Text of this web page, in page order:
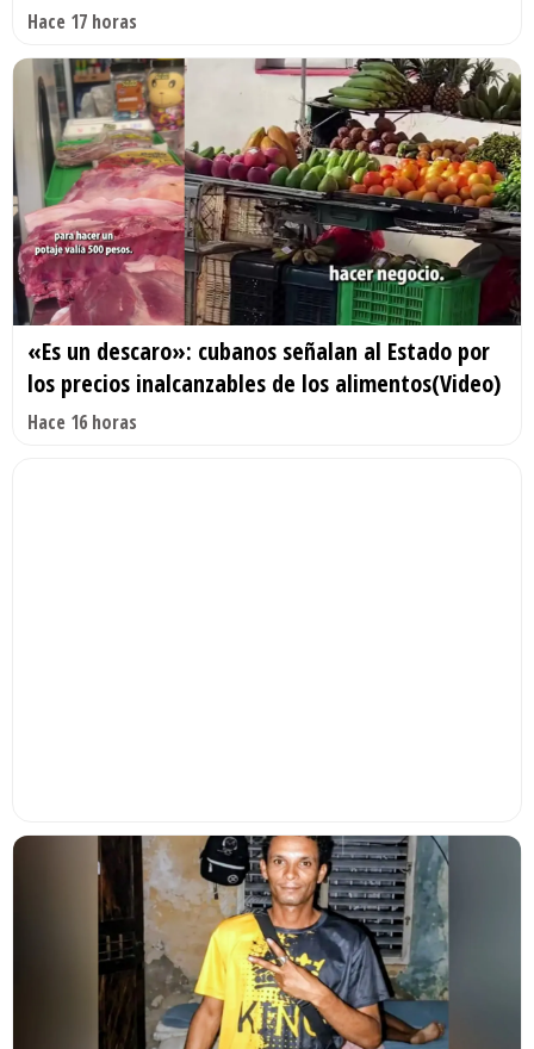
Hace 17 horas
«Es un descaro»: cubanos señalan al Estado por
los precios inalcanzables de los alimentos(Video)
Hace 16 horas